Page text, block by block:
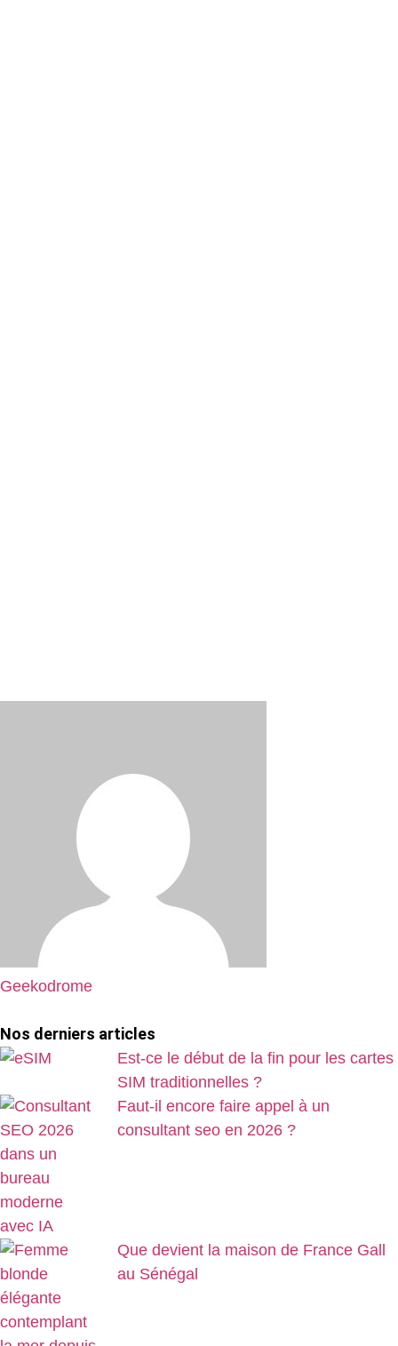
Geekodrome
Nos derniers articles
Est-ce le début de la fin pour les cartes
SIM traditionnelles ?
Faut-il encore faire appel à un
consultant seo en 2026 ?
Que devient la maison de France Gall
au Sénégal